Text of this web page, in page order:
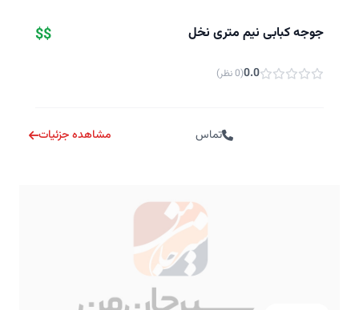
جوجه کبابی نیم متری نخل $$
0.0(0 نظر)
تماس مشاهده جزئیات